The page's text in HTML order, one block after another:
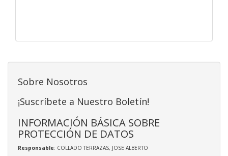
Sobre Nosotros
¡Suscríbete a Nuestro Boletín!
INFORMACIÓN BÁSICA SOBRE
PROTECCIÓN DE DATOS
Responsable: COLLADO TERRAZAS, JOSE ALBERTO